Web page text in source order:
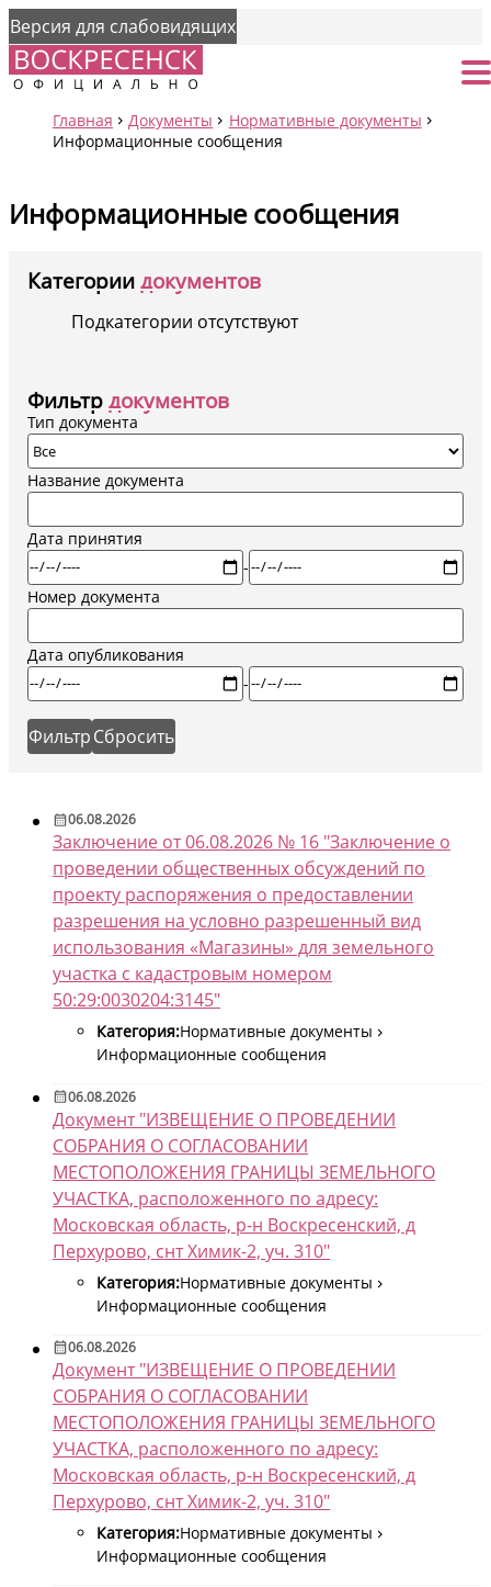
Версия для слабовидящих
Главная Документы
Нормативные документы
Информационные сообщения
Информационные сообщения
Категориидокументов
Подкатегории отсутствуют
Фильтрдокументов
Тип документа
Название документа
Дата принятия
-
Номер документа
Дата опубликования
-
06.08.2026
Заключение от 06.08.2026 № 16 "Заключение о
проведении общественных обсуждений по
проекту распоряжения о предоставлении
разрешения на условно разрешенный вид
использования «Магазины» для земельного
участка с кадастровым номером
50:29:0030204:3145"
Категория:Нормативные документы
Информационные сообщения
06.08.2026
Документ "ИЗВЕЩЕНИЕ О ПРОВЕДЕНИИ
СОБРАНИЯ О СОГЛАСОВАНИИ
МЕСТОПОЛОЖЕНИЯ ГРАНИЦЫ ЗЕМЕЛЬНОГО
УЧАСТКА, расположенного по адресу:
Московская область, р-н Воскресенский, д
Перхурово, снт Химик-2, уч. 310"
Категория:Нормативные документы
Информационные сообщения
06.08.2026
Документ "ИЗВЕЩЕНИЕ О ПРОВЕДЕНИИ
СОБРАНИЯ О СОГЛАСОВАНИИ
МЕСТОПОЛОЖЕНИЯ ГРАНИЦЫ ЗЕМЕЛЬНОГО
УЧАСТКА, расположенного по адресу:
Московская область, р-н Воскресенский, д
Перхурово, снт Химик-2, уч. 310"
Категория:Нормативные документы
Информационные сообщения